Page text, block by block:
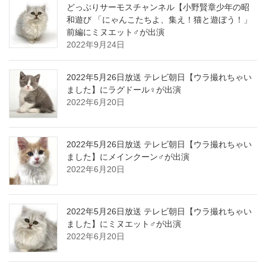
どっぷりサーモスチャンネル【小野賢章少年の昭
和遊び 「にゃんこたちよ、集え！猫と遊ぼう！」
前編にミヌエット♂が出演
2022年9月24日
2022年5月26日放送 テレビ朝日【ウラ撮れちゃい
ました】にラグドール♀が出演
2022年6月20日
2022年5月26日放送 テレビ朝日【ウラ撮れちゃい
ました】にメインクーン♂が出演
2022年6月20日
2022年5月26日放送 テレビ朝日【ウラ撮れちゃい
ました】にミヌエット♂が出演
2022年6月20日